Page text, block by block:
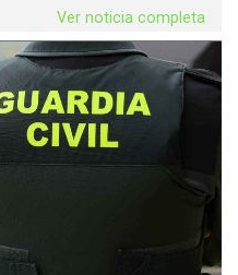
Ver noticia completa